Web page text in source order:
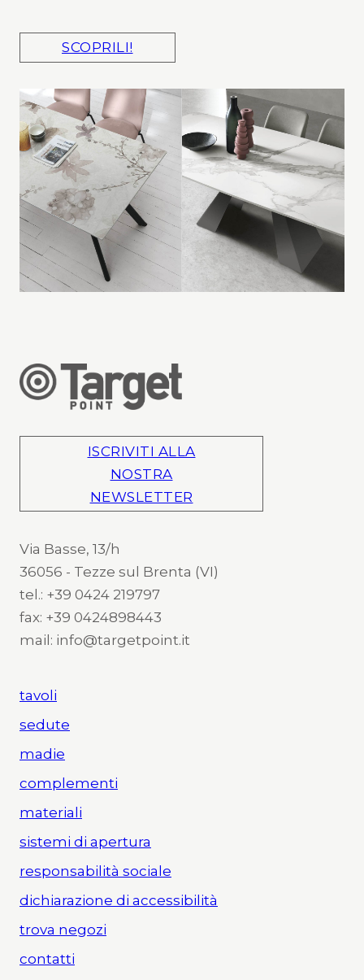
SCOPRILI!
ISCRIVITI ALLA
NOSTRA
NEWSLETTER
Via Basse, 13/h
36056 - Tezze sul Brenta (VI)
tel.: +39 0424 219797
fax: +39 0424898443
mail: info@targetpoint.it
tavoli
sedute
madie
complementi
materiali
sistemi di apertura
responsabilità sociale
dichiarazione di accessibilità
trova negozi
contatti